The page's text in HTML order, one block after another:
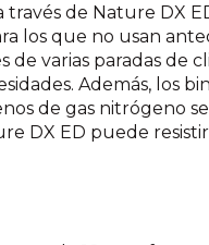
de Nature DX
los que no usan
de varias paradas de
Además, los
de gas nitrógeno
DX ED puede